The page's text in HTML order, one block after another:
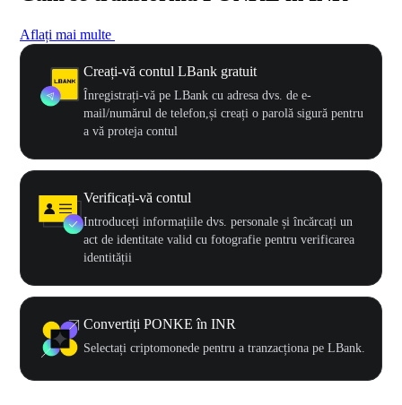
Aflați mai multe
Creați-vă contul LBank gratuit
Înregistrați-vă pe LBank cu adresa dvs. de e-
mail/numărul de telefon,și creați o parolă sigură pentru
a vă proteja contul
Verificați-vă contul
Introduceți informațiile dvs. personale și încărcați un
act de identitate valid cu fotografie pentru verificarea
identității
Convertiți PONKE în INR
Selectați criptomonede pentru a tranzacționa pe LBank.